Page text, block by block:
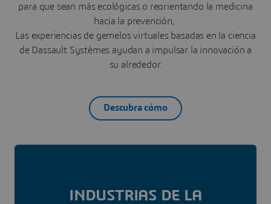
para que sean más ecológicas o reorientando la medicina
hacia la prevención,
Las experiencias de gemelos virtuales basadas en la ciencia
de Dassault Systèmes ayudan a impulsar la innovación a
su alrededor.
Descubra cómo
INDUSTRIAS DE LA